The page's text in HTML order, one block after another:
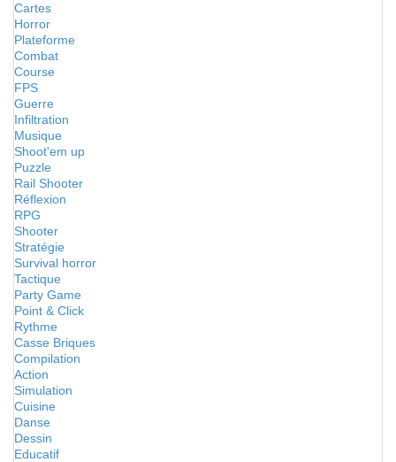
Cartes
Horror
Plateforme
Combat
Course
FPS
Guerre
Infiltration
Musique
Shoot'em up
Puzzle
Rail Shooter
Réflexion
RPG
Shooter
Stratégie
Survival horror
Tactique
Party Game
Point & Click
Rythme
Casse Briques
Compilation
Action
Simulation
Cuisine
Danse
Dessin
Educatif